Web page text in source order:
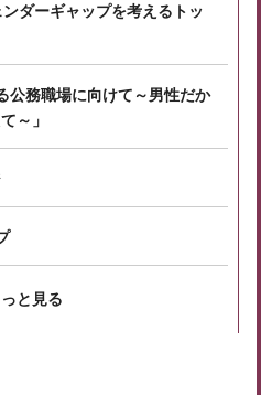
ーギャップを考えるトッ
公務職場に向けて～男性だか
～」
と見る